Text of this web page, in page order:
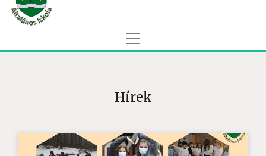
Hírek